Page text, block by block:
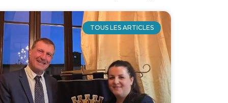
TOUS LES ARTICLES
PagePage PagePagePagePage PagePage PagePage
Page Page Page PagePage